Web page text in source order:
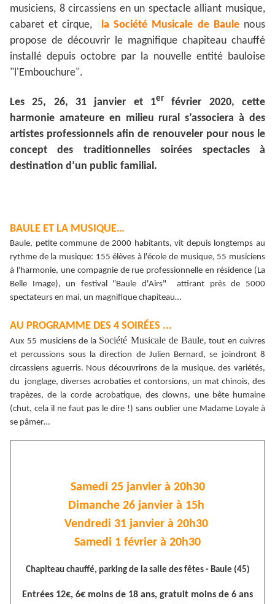
musiciens, 8 circassiens en un spectacle alliant musique,
cabaret et cirque, la Société Musicale de Baulenous
propose de découvrir le magnifique chapiteau chauffé
installé depuis octobre par la nouvelle entité bauloise
"l'Embouchure".
Les 25, 26, 31 janvier et 1er
février 2020, cette
harmonie amateure en milieu rural s’associera à des
artistes professionnels afin de renouveler pour nous le
concept des traditionnelles soirées spectacles à
destination d’un public familial.
BAULE ET LA MUSIQUE…
Baule, petite commune de 2000 habitants, vit depuis longtemps au
rythme de la musique: 155 élèves à l'école de musique, 55 musiciens
à l'harmonie, une compagnie de rue professionnelle en résidence (La
Belle Image), un festival "Baule d'Airs" attirant près de 5000
spectateurs en mai, un magnifique chapiteau…
AU PROGRAMME DES 4 SOIRÉES ...
Aux 55 musiciens de la Société Musicale de Baule, tout en cuivres
et percussions sous la direction de Julien Bernard, se joindront 8
circassiens aguerris. Nous découvrirons de la musique, des variétés,
du jonglage, diverses acrobaties et contorsions, un mat chinois, des
trapèzes, de la corde acrobatique, des clowns, une bête humaine
(chut, cela il ne faut pas le dire !) sans oublier une Madame Loyale à
se pâmer…
Samedi 25 janvier à 20h30
Dimanche 26 janvier à 15h
Vendredi 31 janvier à 20h30
Samedi 1 février à 20h30
Chapiteau chauffé, parking de la salle des fêtes - Baule (45)
Entrées 12€, 6€ moins de 18 ans, gratuit moins de 6 ans